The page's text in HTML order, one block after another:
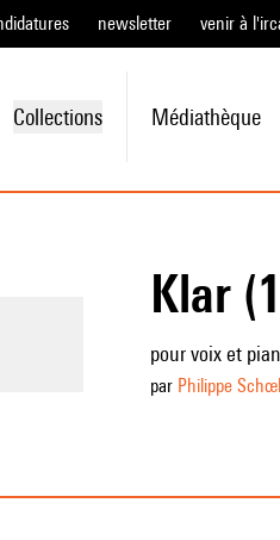
newsletter venir à
Collections Médiathèque
Klar
pour voix et
par Philippe